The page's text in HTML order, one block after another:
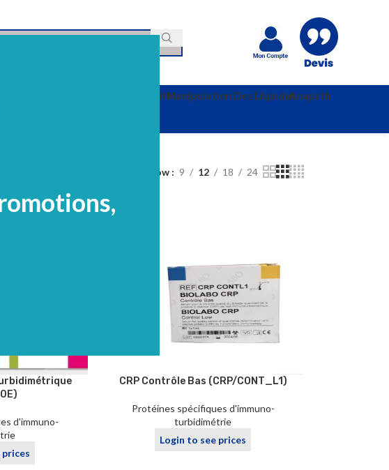
Hygiéne Et SécuritéManipulation Des LiquidesAnapath
Show 9 12 18 24
d'immuno-
CRP Contrôle Bas (CRP/CONT_L1)
Protéines spécifiques d'immuno-
turbidimétrie
Login to see prices